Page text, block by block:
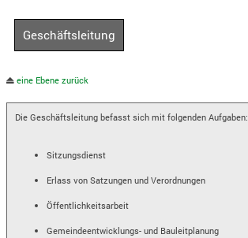
Geschäftsleitung
eine Ebene zurück
Die Geschäftsleitung befasst sich mit folgenden Aufgaben:
Sitzungsdienst
Erlass von Satzungen und Verordnungen
Öffentlichkeitsarbeit
Gemeindeentwicklungs- und Bauleitplanung